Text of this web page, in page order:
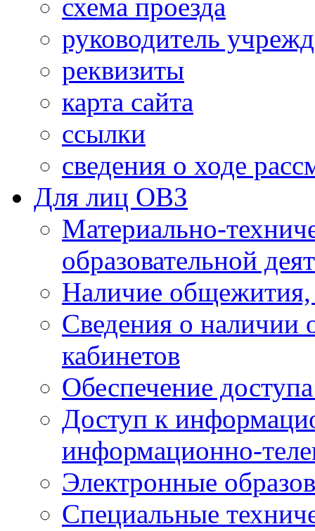
схема проезда
руководитель
реквизиты
карта сайта
ссылки
сведения о ходе
Для лиц ОВЗ
Материально-
образовательной
Наличие общежития,
Сведения о наличии
кабинетов
Обеспечение
Доступ к
информационно-
Электронные
Специальные